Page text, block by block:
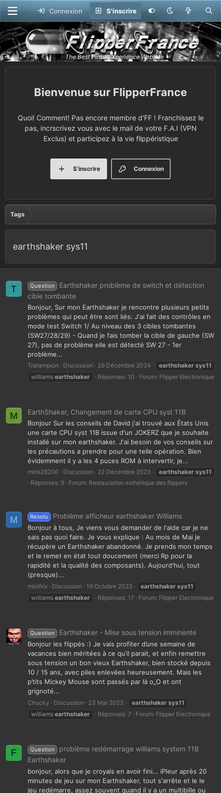
Connexion S'inscrire
FlipperFrance
Quoi! Comment! Pas encore membre d'FF ! Franchissez le
pas, incrscrivez vous avec le mail de votre F.A.I (VPN
Exclus) et participez à la vie flippéristique
Connexion
S'inscrire
Tags
earthshaker sys11
T Question
Earthshaker problème de switch et détection
cible tombante
Bonjour, Sur mon Earthshaker je rencontre plusieurs petits
problèmes qui peut être sont liés: J'ai fait des contrôles en
mode test Switch 1/ Au niveau des 3 cibles tombantes
(SW27/28/29) - Quand je fais tomber la cible de gauche (SW
27), pas de problème elle est détecté SW 27 - 1er
problème...
Tratampion Discussion 29 Décembre 2024 earthshaker sys11
williams earthshaker Réponses: 10 Forum: Flipper Electronique
M EarthShaker, Changement de carte CPU syst 11B
Bonjour Sur les conseils de David j'ai trouvé aux États Unis
une carte CPU syst 11B issue d'un JOKERZ que je souhaite
installé sur mon earthshaker. J'ai besoin de vos conseils sur
les précautions a prendre pour une telle opération. Bien
évidemment il y a les 4 puces ROM à intervertir, je...
mimi26200 Discussion 22 Décembre 2023 earthshaker sys11
Réponses: 9
Forum: Restauration esthétique des flippers
M Resolu Problème afficheur earthshaker Williams
Bonjour à tous, Je viens vous demander de l'aide car je ne
sais pas quoi faire. Je vous explique : Au mois de Mai je
récupère un Earthshaker abandonné. Je prends mon temps
et le remet en état tout doucement (merci Rp pour la
rapidité et la qualité des composants). Aujourd'hui, tout
(presque)...
minifrix Discussion 19 Octobre 2023 earthshaker sys11
williams earthshaker Réponses: 17 Forum: Flipper Electronique
Question Earthshaker - Mise sous tension imminente
Bonjour les flippés :) Je vais profiter d’une semaine de
vacances bien méritées à ce qu’il parait, et enfin remettre
sous tension un bon vieux Earthshaker, bien stocké depuis
10 / 15 ans, avec piles enlevées heureusement. Mais les
p’tits Mickey Mouse sont passés par là o_O et ont
grignoté...
Chucky Discussion 23 Mai 2023 earthshaker sys11
williams earthshaker Réponses: 7 Forum: Flipper Electronique
F Question
problème redémarrage williams system 11B
Earthshaker
bonjour, alors que je croyais en avoir fini... iPleur après 20
minutes de jeu sur mon Earthshaker, tout s'arrête et le le
jeu redémarre, assez souvent quand il y a un multibille ou